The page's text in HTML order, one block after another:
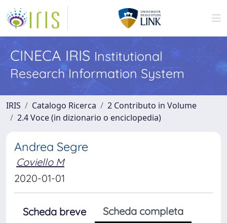
CINECA IRIS Institutional
Research Information System
IRIS Catalogo Ricerca
2 Contributo in Volume
2.4 Voce (in dizionario o enciclopedia)
Andrea Segre
Coviello M
2020-01-01
Scheda breve
Scheda completa